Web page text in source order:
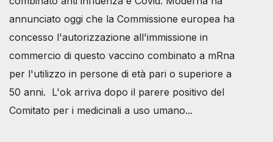
annunciato oggi che la Commissione europea ha
concesso l'autorizzazione all'immissione in
commercio di questo vaccino combinato a mRna
per l'utilizzo in persone di età pari o superiore a
50 anni. L'ok arriva dopo il parere positivo del
Comitato per i medicinali a uso umano...